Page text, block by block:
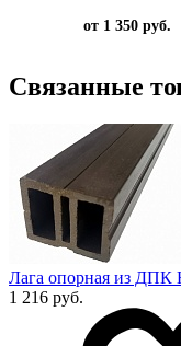
от 1 350 руб.
Связанные
Лага опорная из ДПК
1 216 руб.